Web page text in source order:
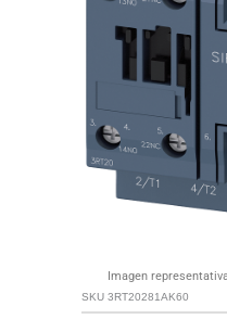
Imagen
SKU 3RT20281AK60